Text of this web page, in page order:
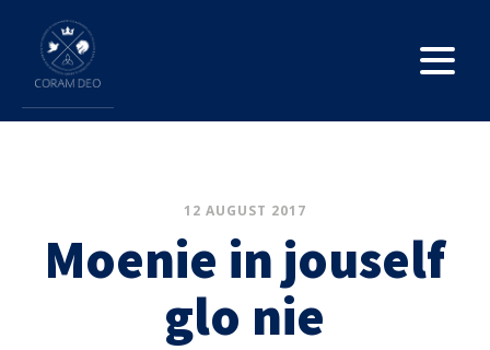
12 AUGUST 2017
Moenie in jouself
glo nie